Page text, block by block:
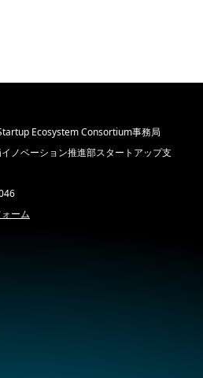
Ecosystem Consortium事務局
ノベーション推進部スタートアップ支
ーム